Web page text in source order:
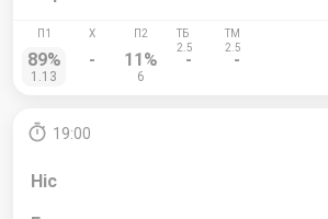
89%
1.13
- 11%
6
- -
19:00
Ніс